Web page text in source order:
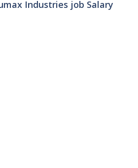
Industries job Salary